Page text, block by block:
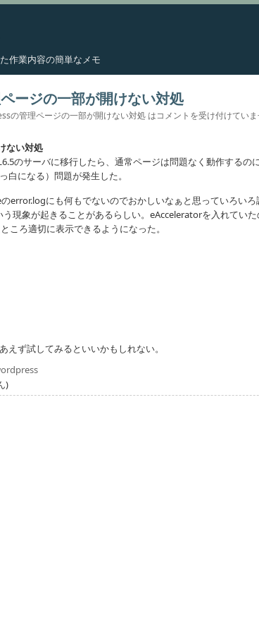
作業内容の簡単なメモ
ージの一部が開けない対処
の管理ページの一部が開けない対処 はコメントを受け付けてい
ない対処
のサーバに移行したら、通常ページは問題なく動作するの
白になる）問題が発生した。
error.logにも何もでないのでおかしいなぁと思っていろい
現象が起きることがあるらしい。eAcceleratorを入れていた
ころ適切に表示できるようになった。
ず試してみるといいかもしれない。
)